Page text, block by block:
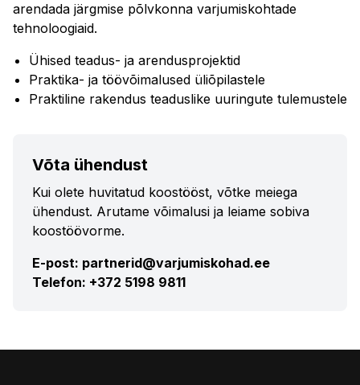
arendada järgmise põlvkonna varjumiskohtade
tehnoloogiaid.
Ühised teadus- ja arendusprojektid
Praktika- ja töövõimalused üliõpilastele
Praktiline rakendus teaduslike uuringute tulemustele
Võta ühendust
Kui olete huvitatud koostööst, võtke meiega
ühendust. Arutame võimalusi ja leiame sobiva
koostöövorme.
E-post: partnerid@varjumiskohad.ee
Telefon: +372 5198 9811